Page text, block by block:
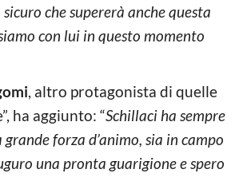
che supererà anche questa
con lui in questo momento
, altro protagonista di quelle
ha aggiunto: “Schillaci ha sempre
forza d’animo, sia in campo
una pronta guarigione e spero